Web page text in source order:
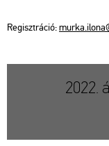
Re­giszt­rá­ció:
2022.